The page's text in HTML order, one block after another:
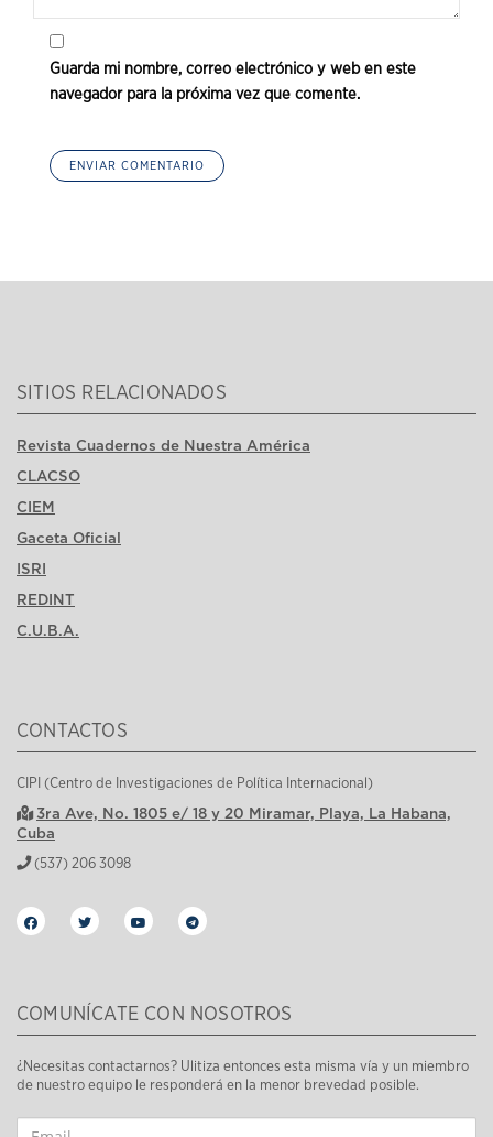
Guarda mi nombre, correo electrónico y web en este
navegador para la próxima vez que comente.
SITIOS RELACIONADOS
Revista Cuadernos de Nuestra América
CLACSO
CIEM
Gaceta Oficial
ISRI
REDINT
C.U.B.A.
CONTACTOS
CIPI (Centro de Investigaciones de Política Internacional)
3ra Ave, No. 1805 e/ 18 y 20 Miramar, Playa, La Habana,
Cuba
(537) 206 3098
COMUNÍCATE CON NOSOTROS
¿Necesitas contactarnos? Ulitiza entonces esta misma vía y un miembro
de nuestro equipo le responderá en la menor brevedad posible.